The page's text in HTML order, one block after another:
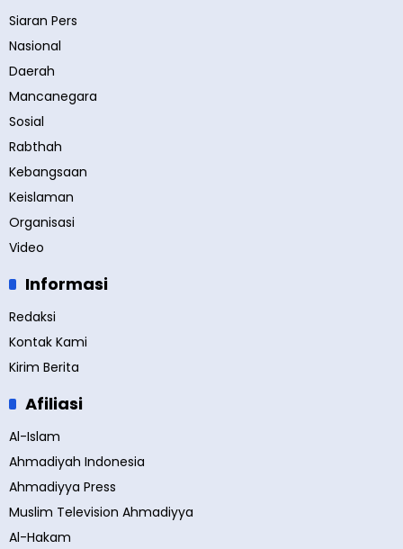
Siaran Pers
Nasional
Daerah
Mancanegara
Sosial
Rabthah
Kebangsaan
Keislaman
Organisasi
Video
Informasi
Redaksi
Kontak Kami
Kirim Berita
Afiliasi
Al-Islam
Ahmadiyah Indonesia
Ahmadiyya Press
Muslim Television Ahmadiyya
Al-Hakam